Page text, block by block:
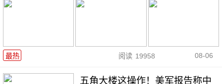
最热 阅读 19958 08-06
五角大楼这操作！美军报告称中